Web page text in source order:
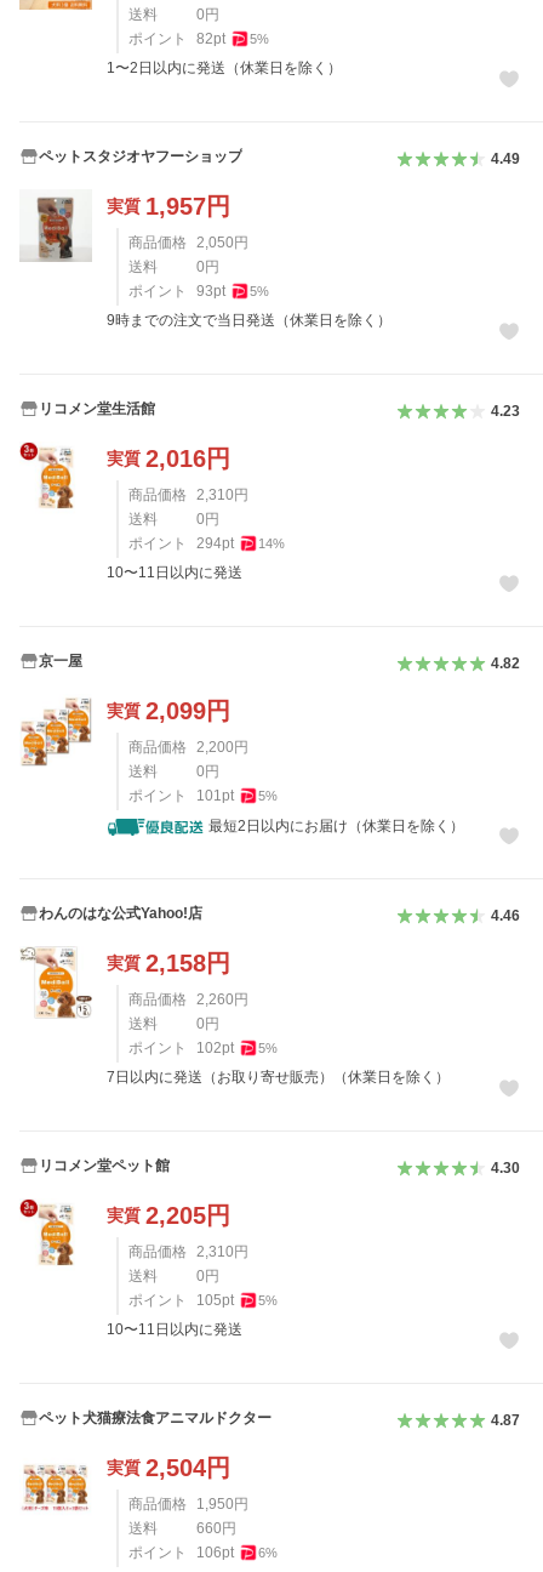
送料
0 円
ポイント
82pt 5%
1〜2日以内に発送（休業日を除く）
ペットスタジオヤフーショップ 4.49
実質 1,957円
商品価格 2,050 円
送料
0 円
ポイント
93pt 5%
9時までの注文で当日発送（休業日を除く）
リコメン堂生活館 4.23
実質 2,016円
商品価格 2,310 円
送料
0 円
ポイント
294pt 14%
10〜11日以内に発送
京一屋 4.82
実質 2,099円
商品価格 2,200 円
送料
0 円
ポイント
101pt 5%
最短2日以内にお届け（休業日を除く）
わんのはな公式Yahoo!店 4.46
実質 2,158円
商品価格 2,260 円
送料
0 円
ポイント
102pt 5%
7日以内に発送（お取り寄せ販売）（休業日を除く）
リコメン堂ペット館 4.30
実質 2,205円
商品価格 2,310 円
送料
0 円
ポイント
105pt 5%
10〜11日以内に発送
ペット犬猫療法食アニマルドクター 4.87
実質 2,504円
商品価格 1,950 円
送料
660 円
ポイント
106pt 6%